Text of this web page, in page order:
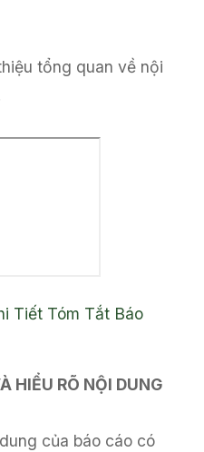
tổng quan về nội
Tiết Tóm Tắt Báo
HIỂU RÕ NỘI DUNG
của báo cáo có